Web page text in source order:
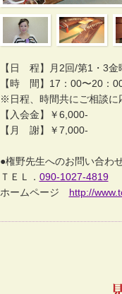
【日 程】月2回/第1・3金
【時 間】17：00〜20：
※日程、時間共にご相談に
【入会金】￥6,000-
【月 謝】￥7,000-
●権野先生へのお問い合わ
ＴＥＬ． 090-1027-4819
ホームページ http://